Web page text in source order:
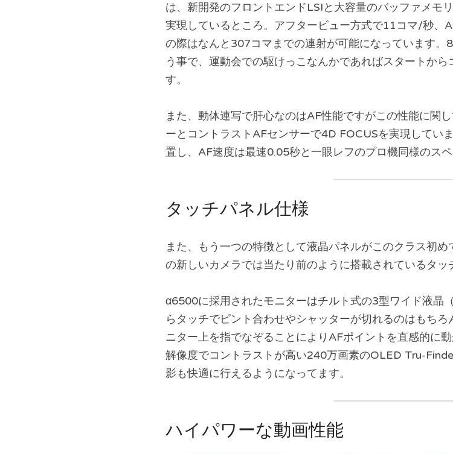
は、新開発のフロントエンドLSIと大容量のバッファメモ
実現しているところ。アフタービュー方式で11コマ/秒、
の際はなんと307コマまでの連射が可能になっています
う事で、運動会での駆けっこなんかであればスタートか
す。
また、動体連写で肝心なのはAF性能ですがこの性能に関
ーとコントラストAFセンサーで4D FOCUSを実現してい
置し、AF速度は最速0.05秒と一眼レフのプロ機同様のスペ
タッチパネル仕様
また、もう一つの特徴として液晶パネルがこのクラス初
の新しいカメラでは当たり前のように搭載されているタッ
α6500に採用されたモニターはチルト式の3型ワイド液晶
らタッチでピント合わせやシャッターが切れるのはもち
ニター上を指でなぞることによりAFポイントを直感的に
解像度でコントラストが高い240万画素のOLED Tru-
影も快適に行えるようになってます。
ハイパワーな動画性能